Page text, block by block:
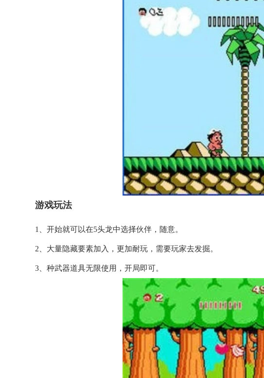
游戏玩法
1、开始就可以在5头龙中选择伙伴，随意。
2、大量隐藏要素加入，更加耐玩，需要玩家去发掘。
3、种武器道具无限使用，开局即可。